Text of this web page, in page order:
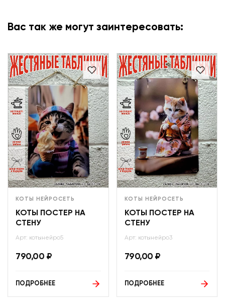
Вас так же могут заинтересовать:
КОТЫ НЕЙРОСЕТЬ
КОТЫ ПОСТЕР НА
СТЕНУ
Арт: котынейро5
790,00 ₽
ПОДРОБНЕЕ
КОТЫ НЕЙРОСЕТЬ
КОТЫ ПОСТЕР НА
СТЕНУ
Арт: котынейро3
790,00 ₽
ПОДРОБНЕЕ